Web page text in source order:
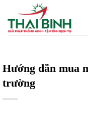
qua
nội
Hướng dẫn mua
trường